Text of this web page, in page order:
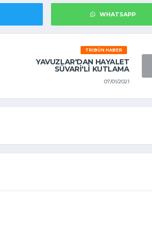
WHATSAPP
TRIBÜN HABER
YAVUZLAR'DAN HAYALET
SÜVARİ'Lİ KUTLAMA
07/01/2021